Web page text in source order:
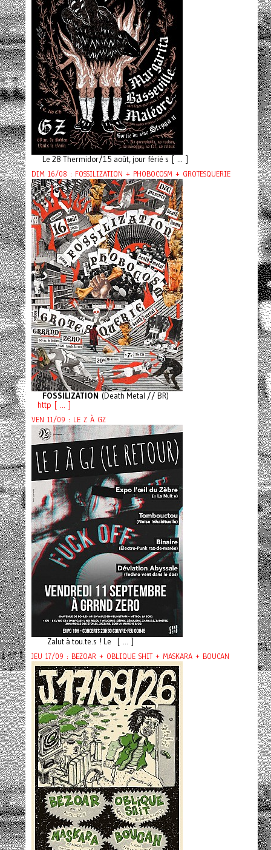
Le 28 Thermidor/15 août, jour férié s [ ... ]
DIM 16/08 : FOSSILIZATION + PHOBOCOSM + GROTESQUERIE
FOSSILIZATION (Death Metal // BR)
http [ ... ]
VEN 11/09 : LE Z À GZ
Zalut à tou.te.s ! Le [ ... ]
JEU 17/09 : BEZOAR + OBLIQUE SHIT + MASKARA + BOUCAN